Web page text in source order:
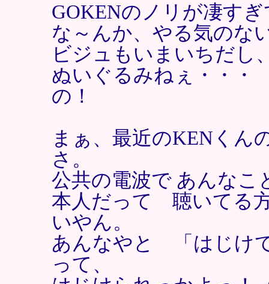
GOKENのノリが凄す
な～んか、やる気の
ビジュもいまいちだし
ぬいぐるみねぇ・・
の！
まぁ、最近のKENく
さ。
公共の電波で あんなこ
本人だって 聴いてる
いやん。
あんなやと 「はじけ
って、